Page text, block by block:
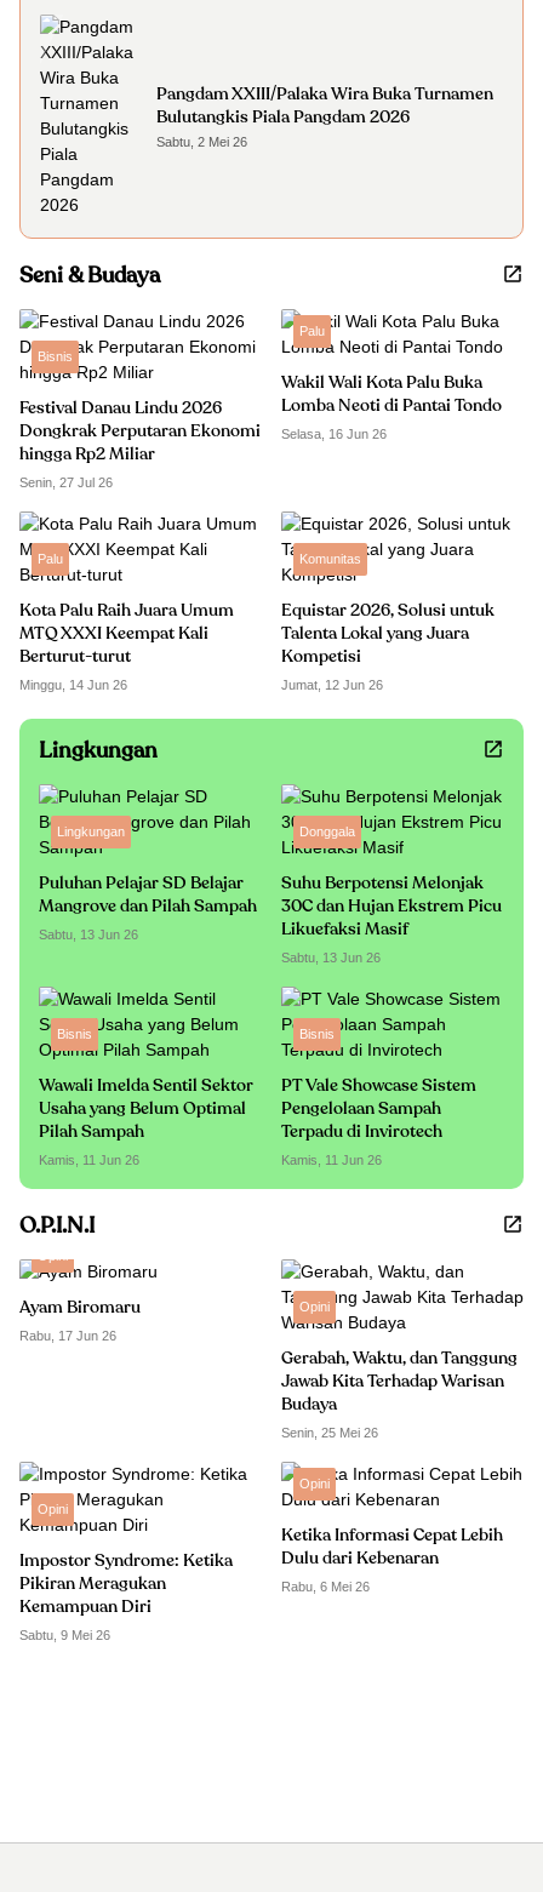
Pangdam XXIII/Palaka Wira Buka Turnamen
Bulutangkis Piala Pangdam 2026
Sabtu, 2 Mei 26
Seni & Budaya
Bisnis
Festival Danau Lindu 2026
Dongkrak Perputaran Ekonomi
hingga Rp2 Miliar
Senin, 27 Jul 26
Palu
Wakil Wali Kota Palu Buka
Lomba Neoti di Pantai Tondo
Selasa, 16 Jun 26
Palu
Kota Palu Raih Juara Umum
MTQ XXXI Keempat Kali
Berturut-turut
Minggu, 14 Jun 26
Komunitas
Equistar 2026, Solusi untuk
Talenta Lokal yang Juara
Kompetisi
Jumat, 12 Jun 26
Lingkungan
Lingkungan
Puluhan Pelajar SD Belajar
Mangrove dan Pilah Sampah
Sabtu, 13 Jun 26
Donggala
Suhu Berpotensi Melonjak
30C dan Hujan Ekstrem Picu
Likuefaksi Masif
Sabtu, 13 Jun 26
Bisnis
Wawali Imelda Sentil Sektor
Usaha yang Belum Optimal
Pilah Sampah
Kamis, 11 Jun 26
Bisnis
PT Vale Showcase Sistem
Pengelolaan Sampah
Terpadu di Invirotech
Kamis, 11 Jun 26
O.P.I.N.I
Ayam Biromaru
Rabu, 17 Jun 26
Opini
Gerabah, Waktu, dan Tanggung
Jawab Kita Terhadap Warisan
Budaya
Senin, 25 Mei 26
Opini
Impostor Syndrome: Ketika
Pikiran Meragukan
Kemampuan Diri
Sabtu, 9 Mei 26
Opini
Ketika Informasi Cepat Lebih
Dulu dari Kebenaran
Rabu, 6 Mei 26